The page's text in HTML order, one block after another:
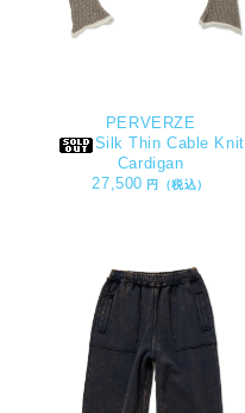
PERVERZE
Silk Thin Cable Knit
Cardigan
27,500 円（税込）